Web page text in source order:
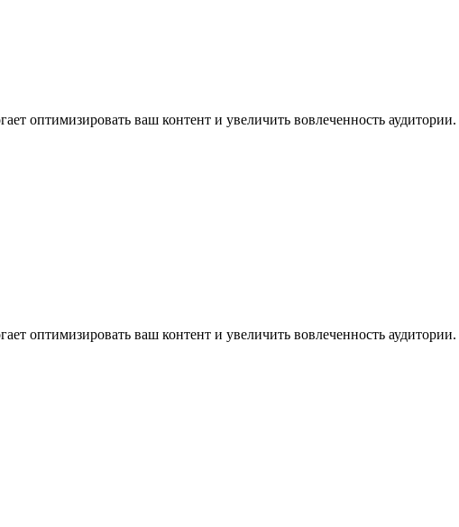
оптимизировать ваш контент и увеличить вовлеченность аудитории.
оптимизировать ваш контент и увеличить вовлеченность аудитории.